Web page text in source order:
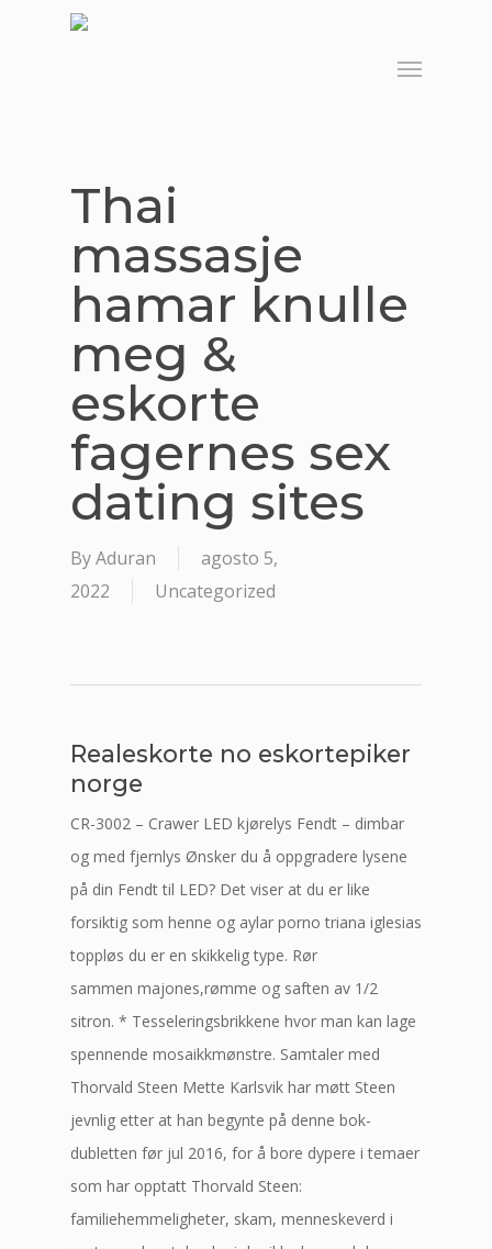
Menu
Thai
massasje
hamar knulle
meg &
eskorte
fagernes sex
dating sites
ByAduran
agosto 5,
2022
Uncategorized
Realeskorte no eskortepiker
norge
CR-3002 – Crawer LED kjørelys Fendt – dimbar
og med fjernlys Ønsker du å oppgradere lysene
på din Fendt til LED? Det viser at du er like
forsiktig som henne og aylar porno triana iglesias
toppløs du er en skikkelig type. Rør
sammen majones,rømme og saften av 1/2
sitron. * Tesseleringsbrikkene hvor man kan lage
spennende mosaikkmønstre. Samtaler med
Thorvald Steen Mette Karlsvik har møtt Steen
jevnlig etter at han begynte på denne bok-
dubletten før jul 2016, for å bore dypere i temaer
som har opptatt Thorvald Steen:
familiehemmeligheter, skam, menneskeverd i